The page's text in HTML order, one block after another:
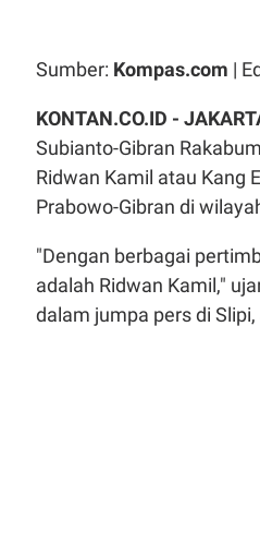
Sumber: Kompas.com |
KONTAN.CO.ID -
Subianto-Gibran
Ridwan Kamil atau Kang
Prabowo-Gibran di
"Dengan berbagai
adalah Ridwan Kamil,"
dalam jumpa pers di